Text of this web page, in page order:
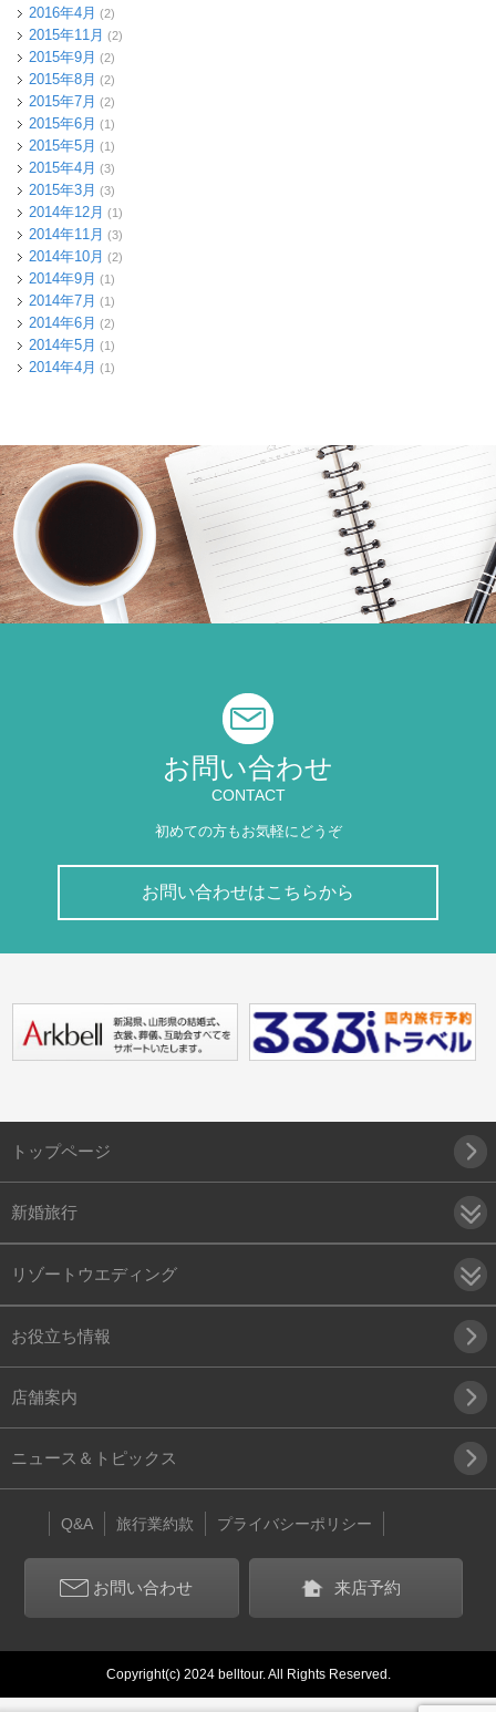
2016年4月 (2)
2015年11月 (2)
2015年9月 (2)
2015年8月 (2)
2015年7月 (2)
2015年6月 (1)
2015年5月 (1)
2015年4月 (3)
2015年3月 (3)
2014年12月 (1)
2014年11月 (3)
2014年10月 (2)
2014年9月 (1)
2014年7月 (1)
2014年6月 (2)
2014年5月 (1)
2014年4月 (1)
お問い合わせ
CONTACT
初めての方もお気軽にどうぞ
お問い合わせはこちらから
トップページ
新婚旅行
リゾートウエディング
お役立ち情報
店舗案内
ニュース＆トピックス
Q&A 旅行業約款 プライバシーポリシー
お問い合わせ 来店予約
Copyright(c) 2024 belltour. All Rights Reserved.